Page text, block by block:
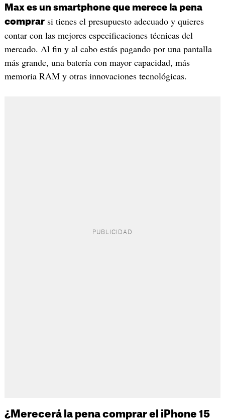
Max es un smartphone que merece la pena
comprarsi tienes el presupuesto adecuado y quieres
contar con las mejores especificaciones técnicas del
mercado. Al fin y al cabo estás pagando por una pantalla
más grande, una batería con mayor capacidad, más
memoria RAM y otras innovaciones tecnológicas.
¿Merecerá la pena comprar el iPhone 15